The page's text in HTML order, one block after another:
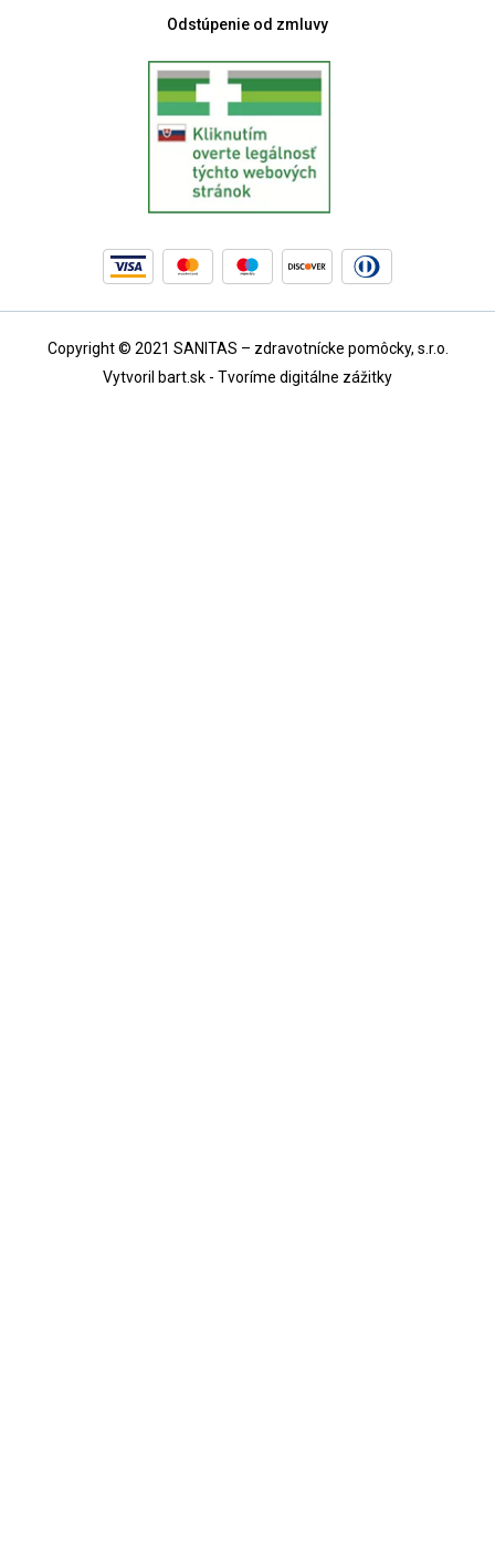
Odstúpenie od zmluvy
Copyright © 2021 SANITAS – zdravotnícke pomôcky, s.r.o.
Vytvoril bart.sk - Tvoríme digitálne zážitky